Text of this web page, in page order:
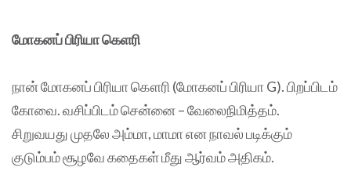
மோகனப் பிரியா கெளரி
நான் மோகனப் பிரியா கௌரி (மோகனப் பிரியா G). பிறப்பிடம்
கோவை. வசிப்பிடம் சென்னை – வேலைநிமித்தம்.
சிறுவயது முதலே அம்மா, மாமா என நாவல் படிக்கும்
குடும்பம் சூழவே கதைகள் மீது ஆர்வம் அதிகம்.